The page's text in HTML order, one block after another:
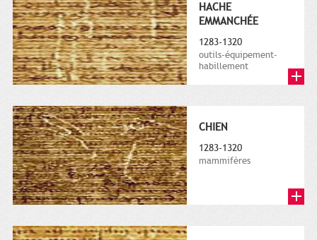
HACHE
EMMANCHÉE
1283-1320
outils-équipement-
habillement
CHIEN
1283-1320
mammifères